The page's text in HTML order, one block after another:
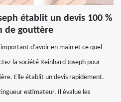
établit un devis 100 %
de gouttère
d’avoir en main et ce quel
la société Reinhard Joseph pour
Elle établit un devis rapidement.
estimateur. Il évalue les